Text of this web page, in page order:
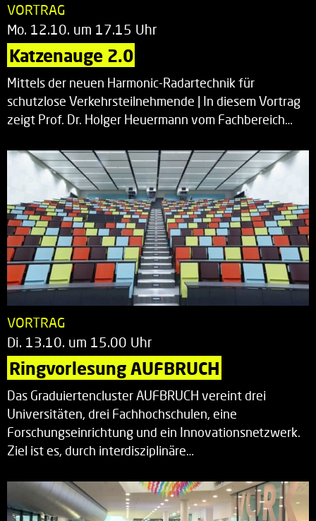
VORTRAG
Mo. 12.10. um 17.15 Uhr
Katzenauge 2.0
Mittels der neuen Harmonic-Radartechnik für
schutzlose Verkehrsteilnehmende | In diesem Vortrag
zeigt Prof. Dr. Holger Heuermann vom Fachbereich…
VORTRAG
Di. 13.10. um 15.00 Uhr
Ringvorlesung AUFBRUCH
Das Graduiertencluster AUFBRUCH vereint drei
Universitäten, drei Fachhochschulen, eine
Forschungseinrichtung und ein Innovationsnetzwerk.
Ziel ist es, durch interdisziplinäre…